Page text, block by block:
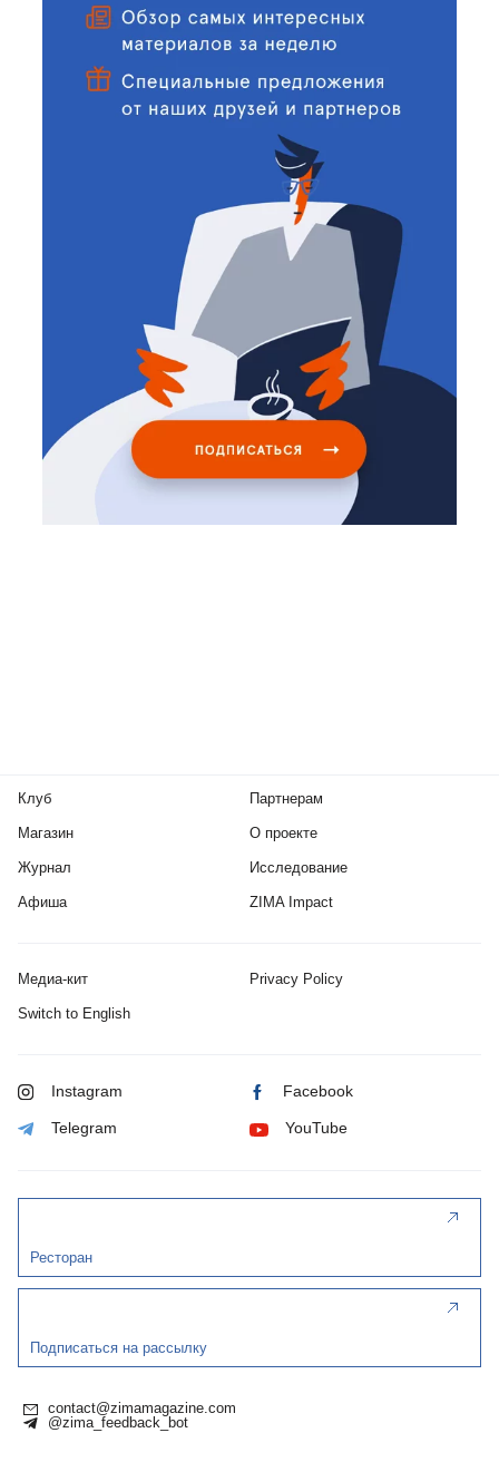
Клуб
Магазин
Журнал
Афиша
Партнерам
О проекте
Исследование
ZIMA Impact
Медиа-кит Privacy Policy
Switch to English
Instagram Facebook
Telegram YouTube
Ресторан
Подписаться на рассылку
contact@zimamagazine.com
@zima_feedback_bot